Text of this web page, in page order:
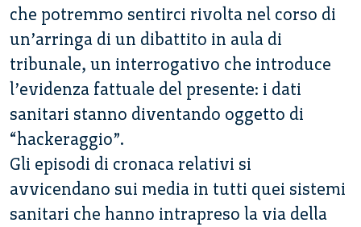
che potremmo sentirci rivolta nel corso di
un’arringa di un dibattito in aula di
tribunale, un interrogativo che introduce
l’evidenza fattuale del presente: i dati
sanitari stanno diventando oggetto di
“hackeraggio”.
Gli episodi di cronaca relativi si
avvicendano sui media in tutti quei sistemi
sanitari che hanno intrapreso la via della